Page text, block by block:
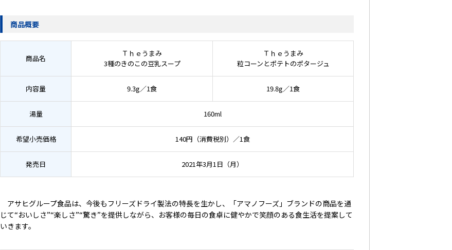
商品概要
商品名
Ｔｈｅうまみ
3種のきのこの豆乳スープ
Ｔｈｅうまみ
粒コーンとポテトのポタージュ
内容量 9.3g／1食 19.8g／1食
湯量 160ml
希望小売価格 140円（消費税別）／1食
発売日 2021年3月1日（月）
アサヒグループ食品は、今後もフリーズドライ製法の特長を生かし、「アマノフーズ」ブランドの商品を通
じて“おいしさ”“楽しさ”“驚き”を提供しながら、お客様の毎日の食卓に健やかで笑顔のある食生活を提案して
いきます。